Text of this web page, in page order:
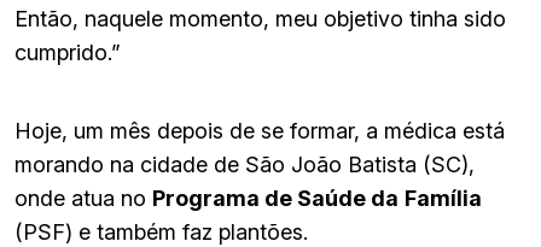
Então, naquele momento, meu objetivo tinha sido
cumprido.”
Hoje, um mês depois de se formar, a médica está
morando na cidade de São João Batista (SC),
onde atua no Programa de Saúde da Família
(PSF) e também faz plantões.